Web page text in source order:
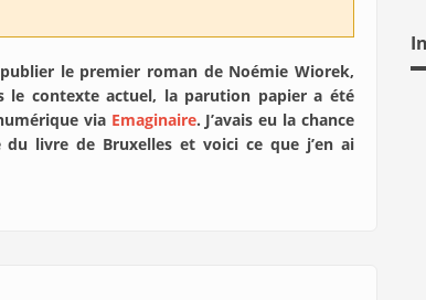
le premier roman de Noémie Wiorek,
le contexte actuel, la parution papier a été
via Emaginaire. J’avais eu la chance
livre de Bruxelles et voici ce que j’en ai